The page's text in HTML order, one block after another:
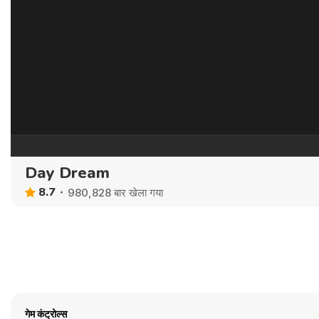
Day Dream
8.7 980,828 बार खेला गया
गेम कंट्रोल्स